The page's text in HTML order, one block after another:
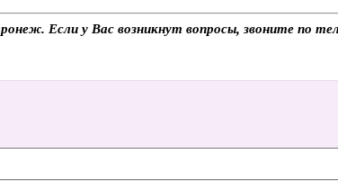
Если у Вас возникнут вопросы, звоните по